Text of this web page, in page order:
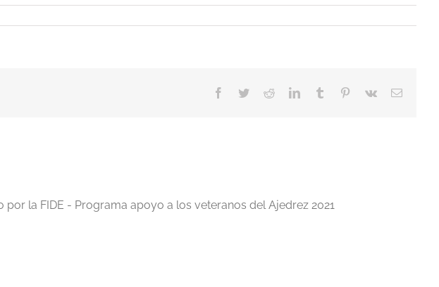
Facebook
TwitterRedditLinkedInTumblr Pinterest
Vk
Correo
la FIDE - Programa apoyo a los veteranos del Ajedrez 2021